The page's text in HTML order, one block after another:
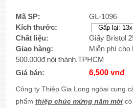
Mã SP:
GL-1096
Kích thước:
Chất liệu:
Giấy Bristol
Giao hàng:
Miễn phí cho
500.000đ nội thành.TPHCM
Giá bán:
6,500 vnđ
Công ty Thiệp Gia Long ngòai cung
phẩm thiệp chúc mừng năm mớicó